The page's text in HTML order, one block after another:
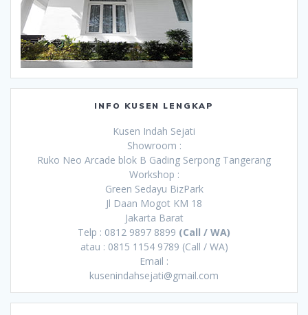
INFO KUSEN LENGKAP
Kusen Indah Sejati
Showroom :
Ruko Neo Arcade blok B Gading Serpong Tangerang
Workshop :
Green Sedayu BizPark
Jl Daan Mogot KM 18
Jakarta Barat
Telp : 0812 9897 8899 (Call / WA)
atau : 0815 1154 9789 (Call / WA)
Email :
kusenindahsejati@gmail.com